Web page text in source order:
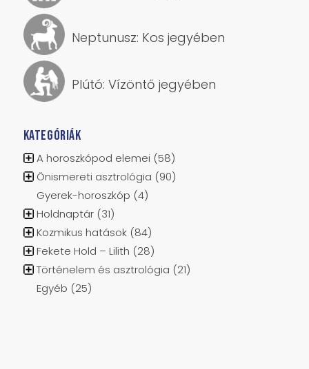
Neptunusz: Kos jegyében
Plútó: Vízöntő jegyében
KATEGÓRIÁK
A horoszkópod elemei (58)
Önismereti asztrológia (90)
Gyerek-horoszkóp (4)
Holdnaptár(31)
Kozmikus hatások(84)
Fekete Hold – Lilith (28)
Történelem és asztrológia (21)
Egyéb (25)